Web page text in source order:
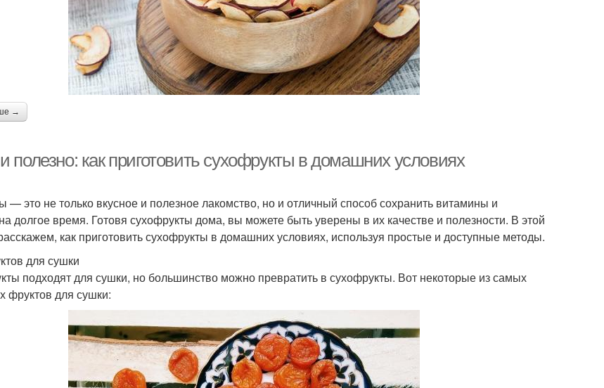
→
полезно: как приготовить сухофрукты в домашних условиях
— это не только вкусное и полезное лакомство, но и отличный способ сохранить витамины и
долгое время. Готовя сухофрукты дома, вы можете быть уверены в их качестве и полезности. В этой
как приготовить сухофрукты в домашних условиях, используя простые и доступные методы.
для сушки
подходят для сушки, но большинство можно превратить в сухофрукты. Вот некоторые из самых
фруктов для сушки: